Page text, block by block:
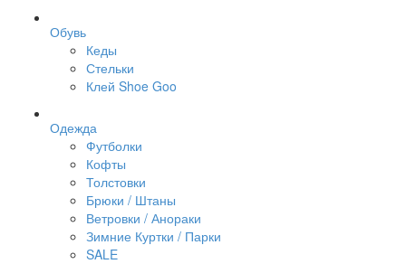
Обувь
Кеды
Стельки
Клей Shoe Goo
Одежда
Футболки
Кофты
Толстовки
Брюки / Штаны
Ветровки / Анораки
Зимние Куртки / Парки
SALE